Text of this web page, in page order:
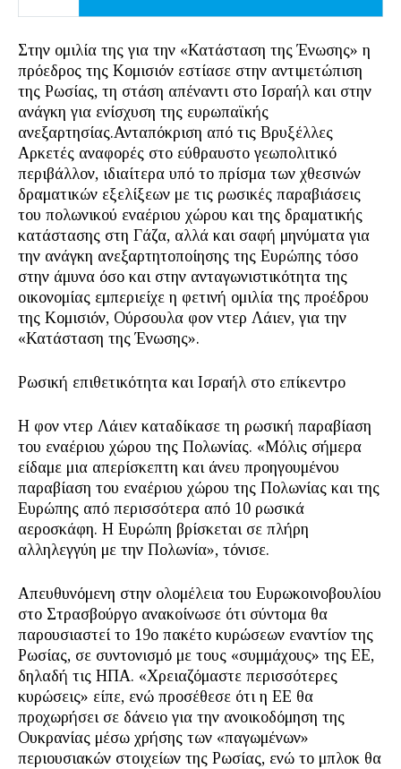
Στην ομιλία της για την «Κατάσταση της Ένωσης» η
πρόεδρος της Κομισιόν εστίασε στην αντιμετώπιση
της Ρωσίας, τη στάση απέναντι στο Ισραήλ και στην
ανάγκη για ενίσχυση της ευρωπαϊκής
ανεξαρτησίας.Ανταπόκριση από τις Βρυξέλλες
Αρκετές αναφορές στο εύθραυστο γεωπολιτικό
περιβάλλον, ιδιαίτερα υπό το πρίσμα των χθεσινών
δραματικών εξελίξεων με τις ρωσικές παραβιάσεις
του πολωνικού εναέριου χώρου και της δραματικής
κατάστασης στη Γάζα, αλλά και σαφή μηνύματα για
την ανάγκη ανεξαρτητοποίησης της Ευρώπης τόσο
στην άμυνα όσο και στην ανταγωνιστικότητα της
οικονομίας εμπεριείχε η φετινή ομιλία της προέδρου
της Κομισιόν, Ούρσουλα φον ντερ Λάιεν, για την
«Κατάσταση της Ένωσης».
Ρωσική επιθετικότητα και Ισραήλ στο επίκεντρο
Η φον ντερ Λάιεν καταδίκασε τη ρωσική παραβίαση
του εναέριου χώρου της Πολωνίας. «Μόλις σήμερα
είδαμε μια απερίσκεπτη και άνευ προηγουμένου
παραβίαση του εναέριου χώρου της Πολωνίας και της
Ευρώπης από περισσότερα από 10 ρωσικά
αεροσκάφη. Η Ευρώπη βρίσκεται σε πλήρη
αλληλεγγύη με την Πολωνία», τόνισε.
Απευθυνόμενη στην ολομέλεια του Ευρωκοινοβουλίου
στο Στρασβούργο ανακοίνωσε ότι σύντομα θα
παρουσιαστεί το 19ο πακέτο κυρώσεων εναντίον της
Ρωσίας, σε συντονισμό με τους «συμμάχους» της ΕΕ,
δηλαδή τις ΗΠΑ. «Χρειαζόμαστε περισσότερες
κυρώσεις» είπε, ενώ προσέθεσε ότι η ΕΕ θα
προχωρήσει σε δάνειο για την ανοικοδόμηση της
Ουκρανίας μέσω χρήσης των «παγωμένων»
περιουσιακών στοιχείων της Ρωσίας, ενώ το μπλοκ θα